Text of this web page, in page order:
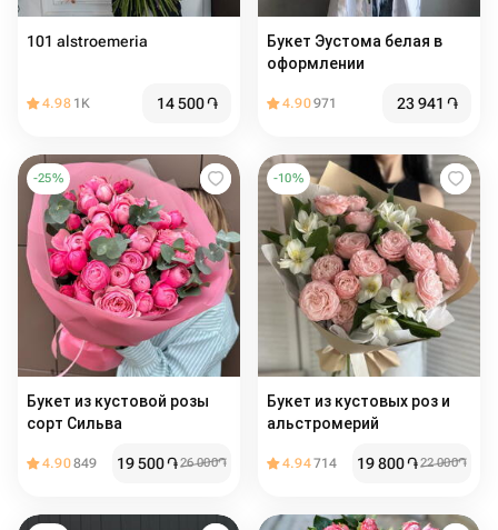
101 alstroemeria
4.98 1K 14 500֏
Букет Эустома белая в
оформлении
4.90971 23 941 ֏
-25%
Букет из кустовой розы
сорт Сильва
4.90849 19 500֏26 000֏
-10%
Букет из кустовых роз и
альстромерий
4.94714 19 800֏22 000֏